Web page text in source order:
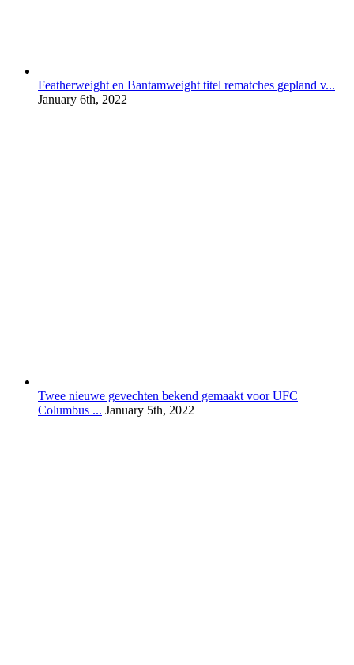
Featherweight en Bantamweight titel rematches gepland v...
January 6th, 2022
Twee nieuwe gevechten bekend gemaakt voor UFC
Columbus ... January 5th, 2022